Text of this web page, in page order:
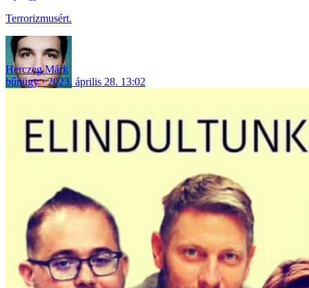
Terrorizmusért.
Herczeg Márk
bűnügy
2023. április 28. 13:02